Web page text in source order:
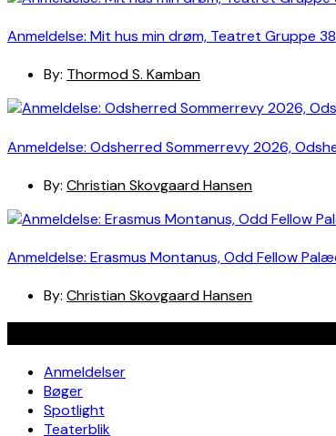
Anmeldelse: Mit hus min drøm, Teatret Gruppe 38
By: Thormod S. Kamban
Anmeldelse: Odsherred Sommerrevy 2026,
By: Christian Skovgaard Hansen
Anmeldelse: Erasmus Montanus, Odd Fellow
By: Christian Skovgaard Hansen
Anmeldelser
Bøger
Spotlight
Teaterblik